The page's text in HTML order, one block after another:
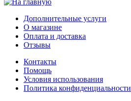
Дополнительные услуги
О магазине
Оплата и доставка
Отзывы
Контакты
Помощь
Условия использования
Политика конфиденциальности